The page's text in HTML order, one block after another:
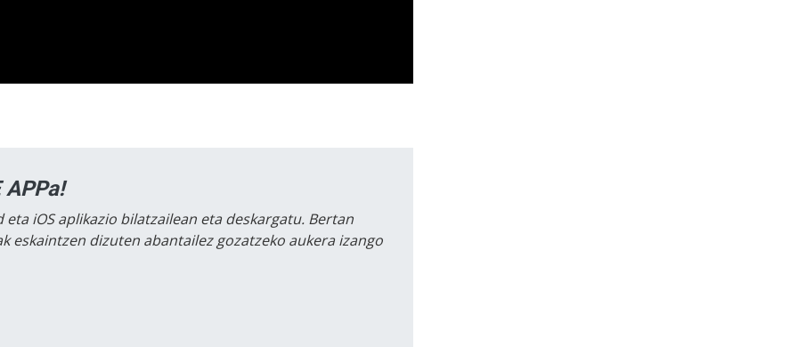
APPa!
iOS aplikazio bilatzailean eta deskargatu. Bertan
eskaintzen dizuten abantailez gozatzeko aukera izango